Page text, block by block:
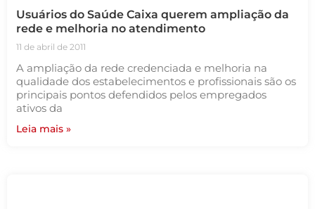
Usuários do Saúde Caixa querem ampliação da
rede e melhoria no atendimento
11 de abril de 2011
A ampliação da rede credenciada e melhoria na
qualidade dos estabelecimentos e profissionais são os
principais pontos defendidos pelos empregados
ativos da
Leia mais »